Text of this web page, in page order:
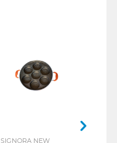
SIGNORA NEW